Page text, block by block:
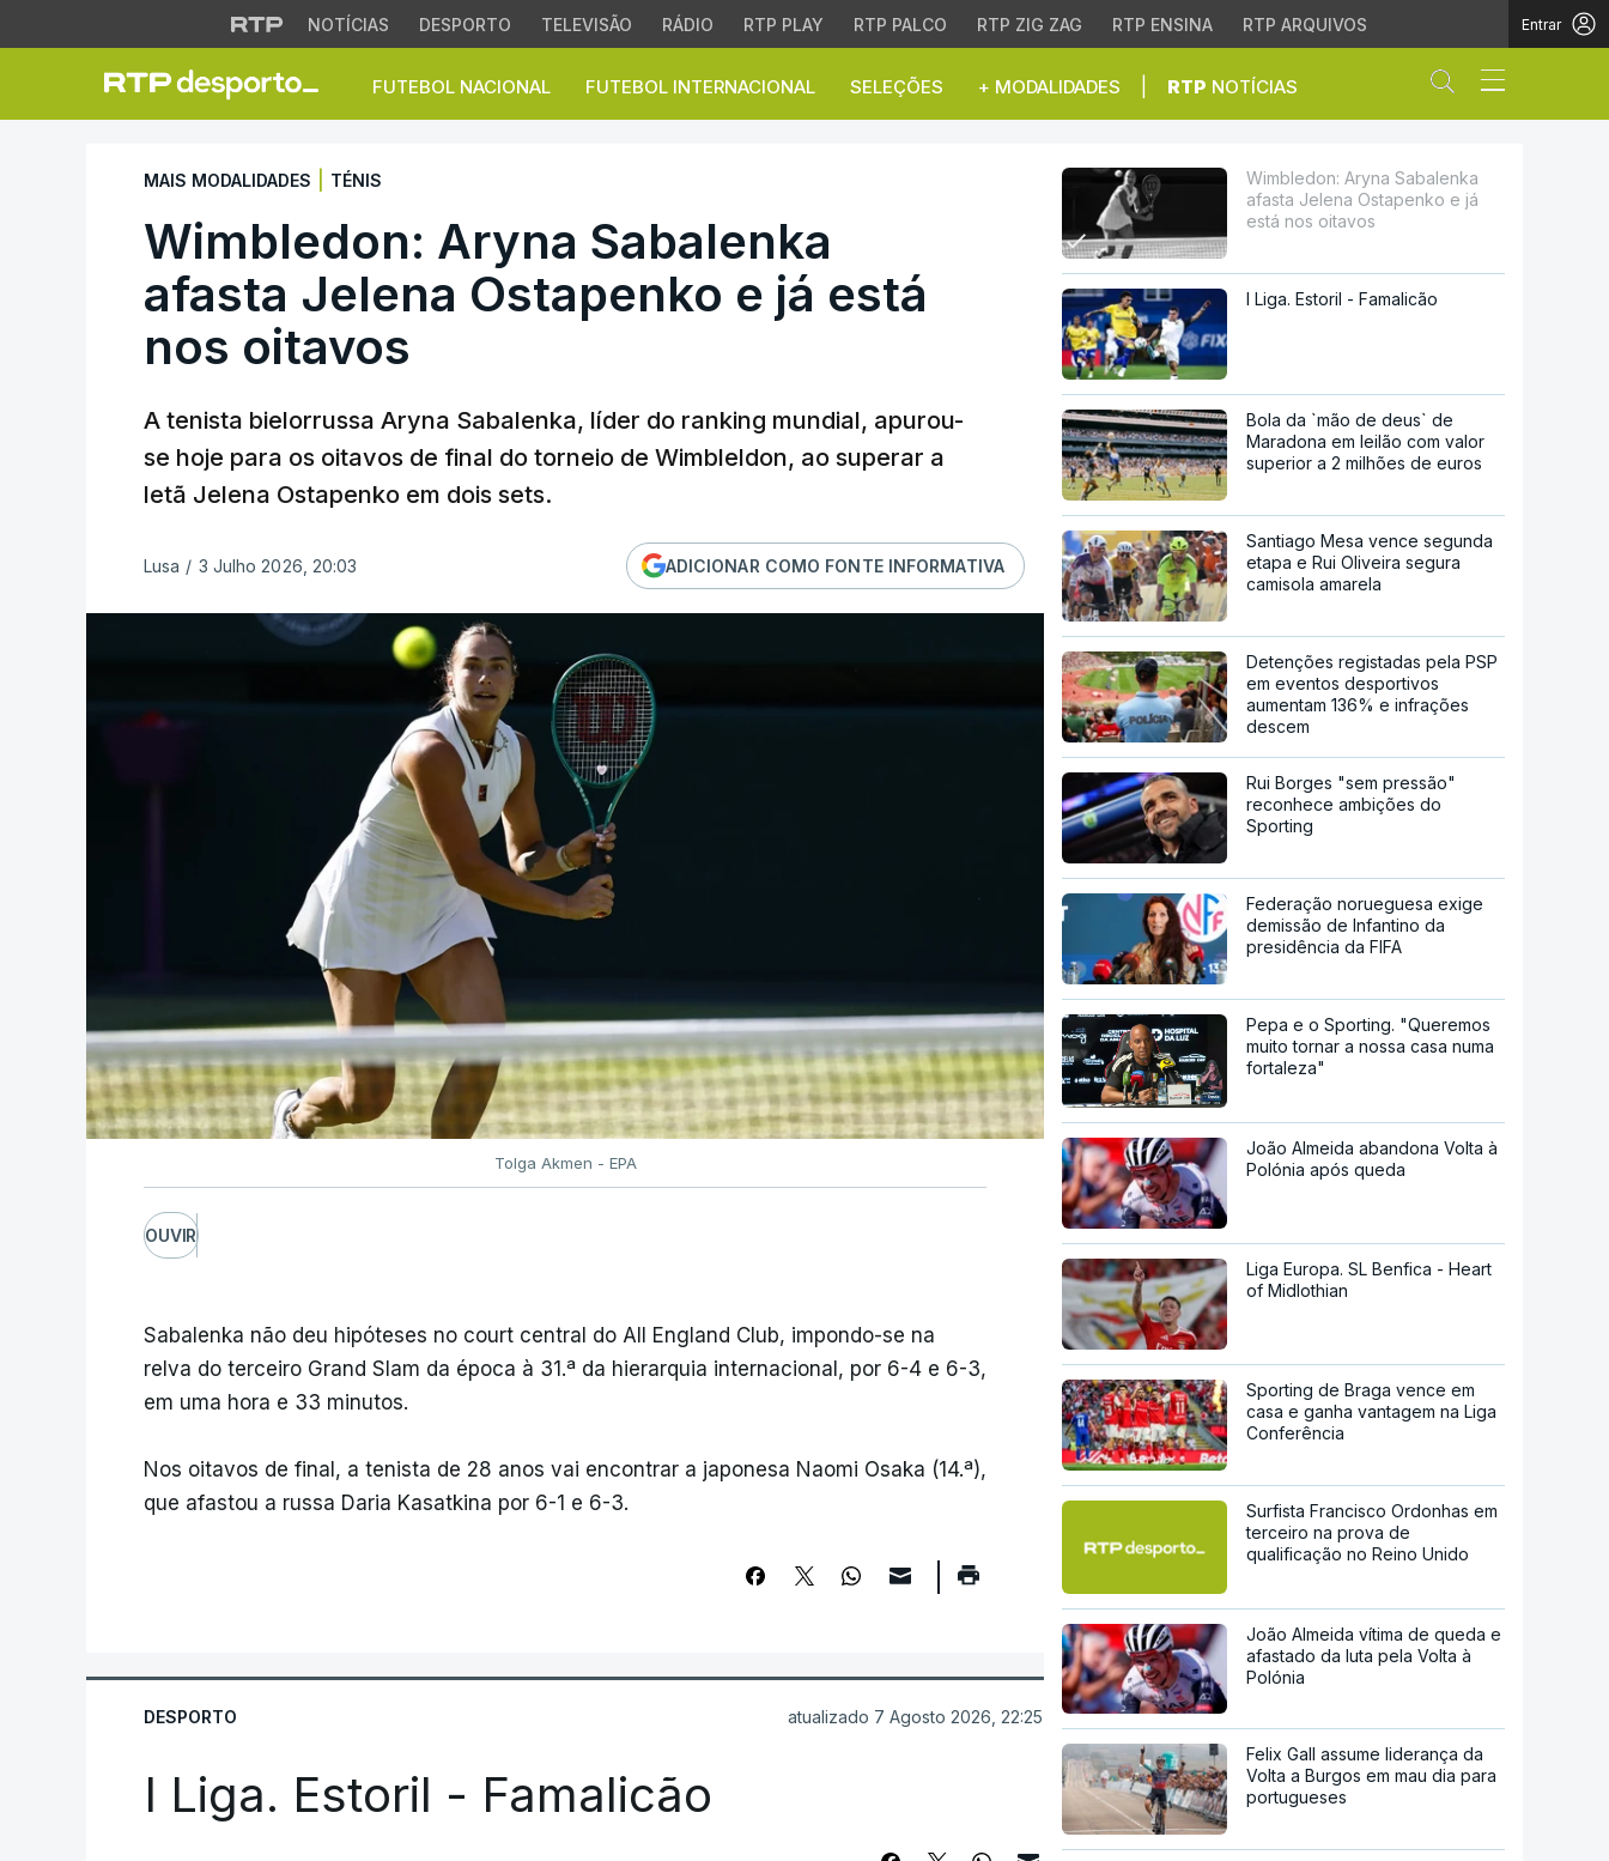
NOTÍCIAS DESPORTO TELEVISÃO RÁDIO RTP PLAY RTP PALCO RTP ZIG ZAG RTP ENSINA RTP ARQUIVOS Entrar
FUTEBOL NACIONAL FUTEBOL INTERNACIONAL SELEÇÕES + MODALIDADES RTP NOTÍCIAS Abrir campo
Wimbledon: Aryna Sabalenka afasta Jelena Ostapenko e já está
MAIS MODALIDADES TÉNIS
Wimbledon: Aryna Sabalenka
afasta Jelena Ostapenko e já está
nos oitavos
A tenista bielorrussa Aryna Sabalenka, líder do ranking mundial, apurou-
se hoje para os oitavos de final do torneio de Wimbleldon, ao superar a
letã Jelena Ostapenko em dois sets.
Lusa / 3 Julho 2026, 20:03 ADICIONAR COMO FONTE INFORMATIVA
Tolga Akmen - EPA
OUVIR
Sabalenka não deu hipóteses no court central do All England Club, impondo-se na
relva do terceiro Grand Slam da época à 31.ª da hierarquia internacional, por 6-4 e 6-3,
em uma hora e 33 minutos.
Nos oitavos de final, a tenista de 28 anos vai encontrar a japonesa Naomi Osaka (14.ª),
que afastou a russa Daria Kasatkina por 6-1 e 6-3.
DESPORTO atualizado 7 Agosto 2026, 22:25
I Liga. Estoril - Famalicão
Wimbledon: Aryna Sabalenka
afasta Jelena Ostapenko e já
está nos oitavos
I Liga. Estoril - Famalicão
Bola da `mão de deus` de
Maradona em leilão com valor
superior a 2 milhões de euros
Santiago Mesa vence segunda
etapa e Rui Oliveira segura
camisola amarela
Detenções registadas pela PSP
em eventos desportivos
aumentam 136% e infrações
descem
Rui Borges "sem pressão"
reconhece ambições do
Sporting
Federação norueguesa exige
demissão de Infantino da
presidência da FIFA
Pepa e o Sporting. "Queremos
muito tornar a nossa casa numa
fortaleza"
João Almeida abandona Volta à
Polónia após queda
Liga Europa. SL Benfica - Heart
of Midlothian
Sporting de Braga vence em
casa e ganha vantagem na Liga
Conferência
Surfista Francisco Ordonhas em
terceiro na prova de
qualificação no Reino Unido
João Almeida vítima de queda e
afastado da luta pela Volta à
Polónia
Felix Gall assume liderança da
Volta a Burgos em mau dia para
portugueses